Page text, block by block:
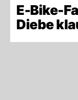
E-Bike-
Diebe